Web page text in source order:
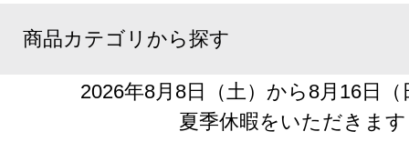
商品カテゴリから探す
2026年8月8日（土）から8月16日
夏季休暇をいただきます